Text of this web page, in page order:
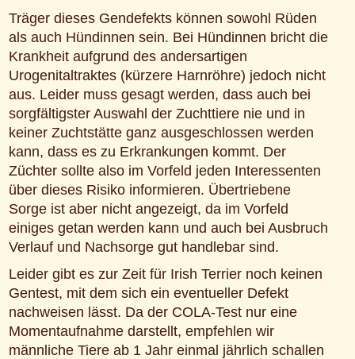
Träger dieses Gendefekts können sowohl Rüden
als auch Hündinnen sein. Bei Hündinnen bricht die
Krankheit aufgrund des andersartigen
Urogenitaltraktes (kürzere Harnröhre) jedoch nicht
aus. Leider muss gesagt werden, dass auch bei
sorgfältigster Auswahl der Zuchttiere nie und in
keiner Zuchtstätte ganz ausgeschlossen werden
kann, dass es zu Erkrankungen kommt. Der
Züchter sollte also im Vorfeld jeden Interessenten
über dieses Risiko informieren. Übertriebene
Sorge ist aber nicht angezeigt, da im Vorfeld
einiges getan werden kann und auch bei Ausbruch
Verlauf und Nachsorge gut handlebar sind.
Leider gibt es zur Zeit für Irish Terrier noch keinen
Gentest, mit dem sich ein eventueller Defekt
nachweisen lässt. Da der COLA-Test nur eine
Momentaufnahme darstellt, empfehlen wir
männliche Tiere ab 1 Jahr einmal jährlich schallen